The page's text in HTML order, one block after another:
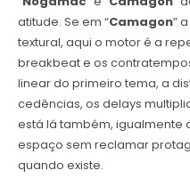
atitude. Se em “Camagon”
textural, aqui o motor é a
breakbeat e os
linear do primeiro tema, a
cedências, os delays
está lá também, igualmente
espaço sem reclamar
quando existe.